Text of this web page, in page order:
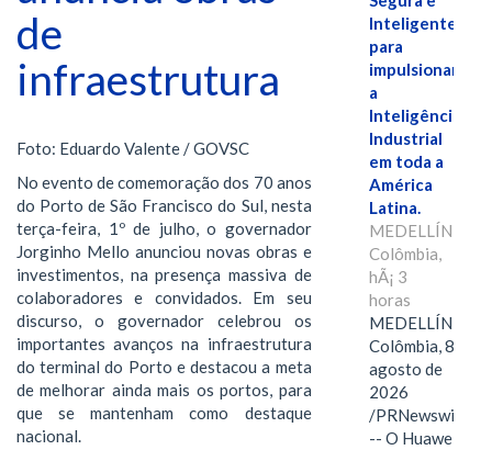
de
infraestrutura
Foto: Eduardo Valente / GOVSC
No evento de comemoração dos 70 anos
do Porto de São Francisco do Sul, nesta
terça-feira, 1º de julho, o governador
Jorginho Mello anunciou novas obras e
investimentos, na presença massiva de
colaboradores e convidados. Em seu
discurso, o governador celebrou os
importantes avanços na infraestrutura
do terminal do Porto e destacou a meta
de melhorar ainda mais os portos, para
que se mantenham como destaque
nacional.
Inteligente"
para
impulsionar
a
Inteligência
Industrial
em toda a
América
Latina.
MEDELLÍN,
Colômbia,
hÃ¡ 3
horas
MEDELLÍN,
Colômbia, 8 de
agosto de
2026
/PRNewswire/
-- O Huawei